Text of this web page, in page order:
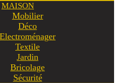
MAISON
Mobilier
Déco
Electroménager
Textile
Jardin
Bricolage
Sécurité